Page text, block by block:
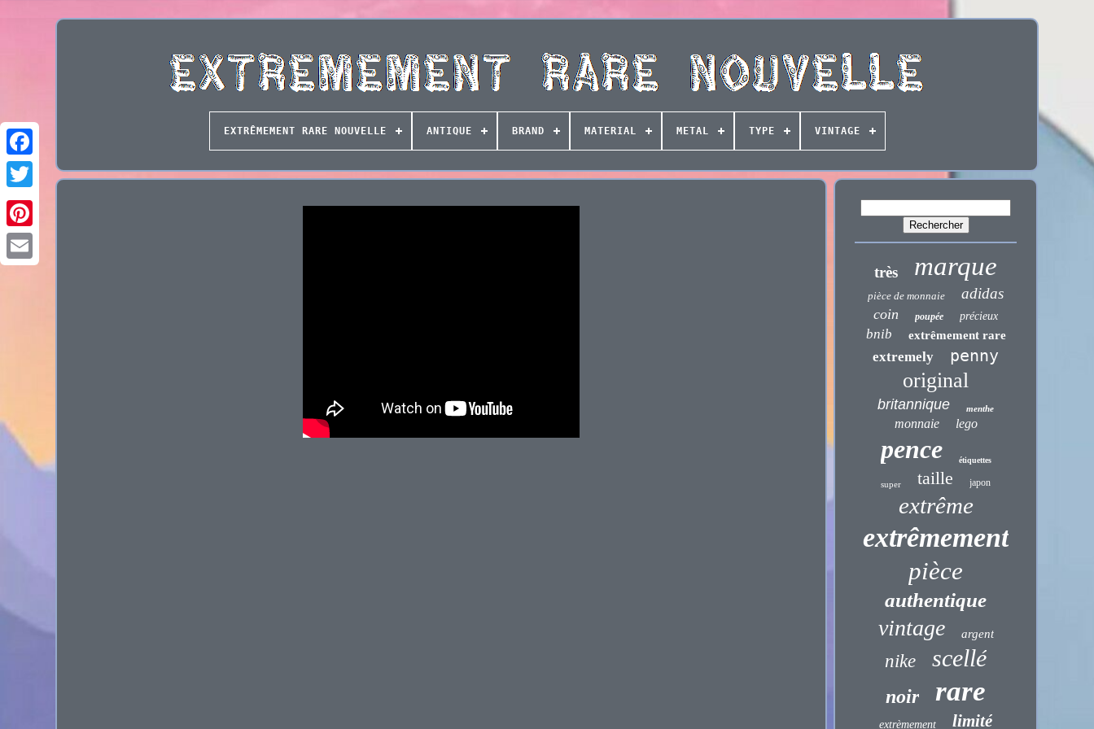
EXTRÊMEMENT RARE NOUVELLE ANTIQUE BRAND MATERIAL METAL TYPE VINTAGE
très marque
pièce de monnaie adidas
coin poupée précieux
bnib extrêmement rare
extremely penny
original
britannique menthe
monnaie lego
pence étiquettes
super taille japon
extrême
extrêmement
pièce
authentique
vintage argent
nike scellé
noir rare
extrèmement limité